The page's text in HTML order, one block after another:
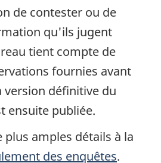
de contester ou de
qu'ils jugent
tient compte de
fournies avant
définitive du
ensuite publiée.
plus amples détails à la
des enquêtes.